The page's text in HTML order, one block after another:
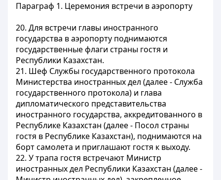
Параграф 1. Церемония встречи в аэропорту
20. Для встречи главы иностранного
государства в аэропорту поднимаются
государственные флаги страны гостя и
Республики Казахстан.
21. Шеф Службы государственного протокола
Министерства иностранных дел (далее - Служба
государственного протокола) и глава
дипломатического представительства
иностранного государства, аккредитованного в
Республике Казахстан (далее - Посол страны
гостя в Республике Казахстан), поднимаются на
борт самолета и приглашают гостя к выходу.
22. У трапа гостя встречают Министр
иностранных дел Республики Казахстан (далее -